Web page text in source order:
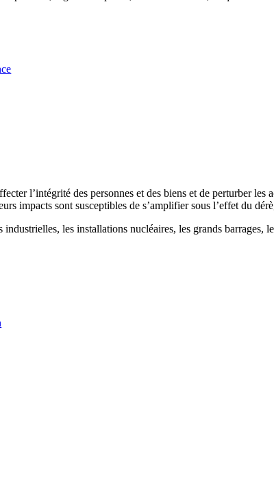
l’intégrité des personnes et des biens et de perturber les
impacts sont susceptibles de s’amplifier sous l’effet du
les installations nucléaires, les grands barrages,